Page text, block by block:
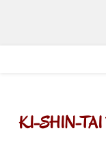
KI-SHIN-TAI